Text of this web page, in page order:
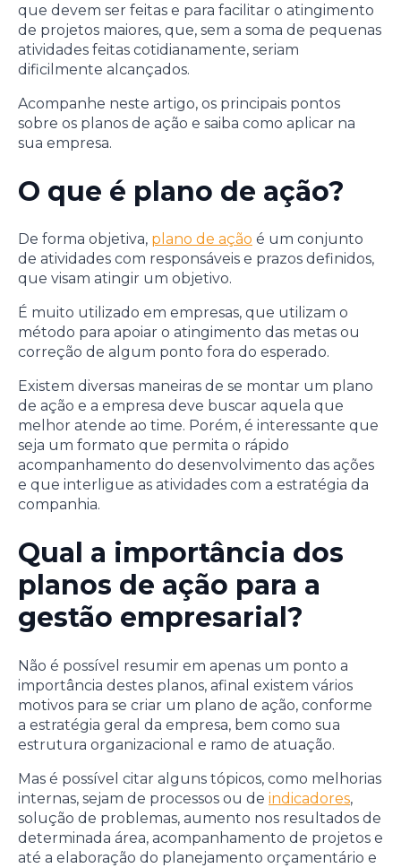
que devem ser feitas e para facilitar o atingimento
de projetos maiores, que, sem a soma de pequenas
atividades feitas cotidianamente, seriam
dificilmente alcançados.
Acompanhe neste artigo, os principais pontos
sobre os planos de ação e saiba como aplicar na
sua empresa.
O que é plano de ação?
De forma objetiva, plano de ação é um conjunto
de atividades com responsáveis e prazos definidos,
que visam atingir um objetivo.
É muito utilizado em empresas, que utilizam o
método para apoiar o atingimento das metas ou
correção de algum ponto fora do esperado.
Existem diversas maneiras de se montar um plano
de ação e a empresa deve buscar aquela que
melhor atende ao time. Porém, é interessante que
seja um formato que permita o rápido
acompanhamento do desenvolvimento das ações
e que interligue as atividades com a estratégia da
companhia.
Qual a importância dos
planos de ação para a
gestão empresarial?
Não é possível resumir em apenas um ponto a
importância destes planos, afinal existem vários
motivos para se criar um plano de ação, conforme
a estratégia geral da empresa, bem como sua
estrutura organizacional e ramo de atuação.
Mas é possível citar alguns tópicos, como melhorias
internas, sejam de processos ou de indicadores,
solução de problemas, aumento nos resultados de
determinada área, acompanhamento de projetos e
até a elaboração do planejamento orçamentário e